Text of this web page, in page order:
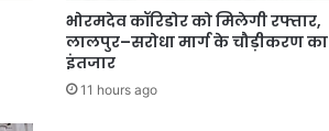
भोरमदेव कॉरिडोर को मिलेगी रफ्तार,
लालपुर–सरोधा मार्ग के चौड़ीकरण का
इंतजार
11 hours ago